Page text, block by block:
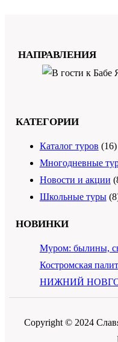
НАПРАВЛЕНИЯ
КАТЕГОРИИ
Каталог туров (16)
Многодневные
Новости и акции
Школьные туры
НОВИНКИ
Муром: былины,
Костромская
НИЖНИЙ
Copyright © 2024